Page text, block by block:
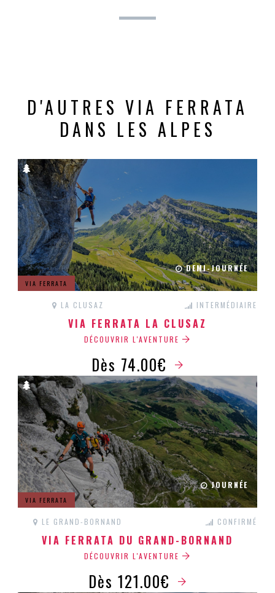
D'AUTRES VIA FERRATA
DANS LES ALPES
DEMI-JOURNÉE
VIA FERRATA
LA CLUSAZ INTERMÉDIAIRE
VIA FERRATA LA CLUSAZ
DÉCOUVRIR L'AVENTURE
Dès 74.00€
JOURNÉE
VIA FERRATA
LE GRAND-BORNAND CONFIRMÉ
VIA FERRATA DU GRAND-BORNAND
DÉCOUVRIR L'AVENTURE
Dès 121.00€